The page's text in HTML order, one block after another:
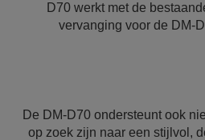
D70 werkt met de
vervanging voor de DM-
De DM-D70 ondersteunt ook
op zoek zijn naar een stijlvol,